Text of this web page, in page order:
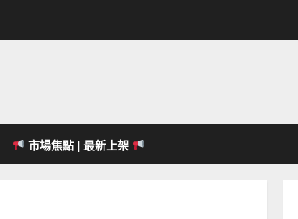
市場焦點 | 最新上架